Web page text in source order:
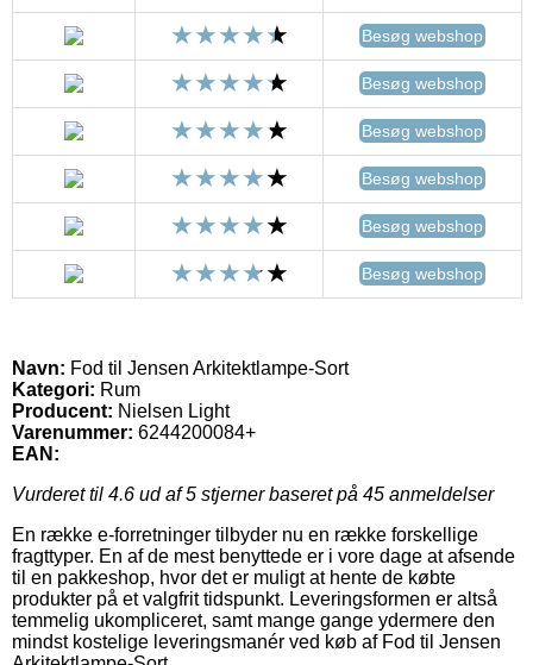
Besøg webshop
Besøg webshop
Besøg webshop
Besøg webshop
Besøg webshop
Besøg webshop
Navn: Fod til Jensen Arkitektlampe-Sort
Kategori: Rum
Producent: Nielsen Light
Varenummer: 6244200084+
EAN:
Vurderet til 4.6 ud af 5 stjerner baseret på 45 anmeldelser
En række e-forretninger tilbyder nu en række forskellige
fragttyper. En af de mest benyttede er i vore dage at afsende
til en pakkeshop, hvor det er muligt at hente de købte
produkter på et valgfrit tidspunkt. Leveringsformen er altså
temmelig ukompliceret, samt mange gange ydermere den
mindst kostelige leveringsmanér ved køb af Fod til Jensen